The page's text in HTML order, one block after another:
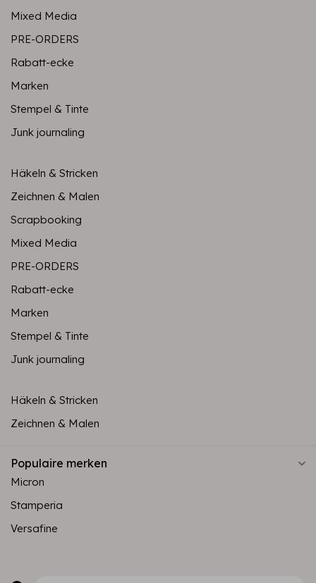
Mixed Media
PRE-ORDERS
Rabatt-ecke
Marken
Stempel & Tinte
Junk journaling
Häkeln & Stricken
Zeichnen & Malen
Scrapbooking
Mixed Media
PRE-ORDERS
Rabatt-ecke
Marken
Stempel & Tinte
Junk journaling
Häkeln & Stricken
Zeichnen & Malen
Populaire merken
Micron
Stamperia
Versafine